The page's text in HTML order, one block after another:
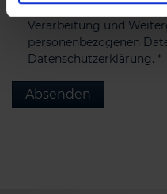
Ich erteile meine
Verarbeitung und
personenbezogenen
Datenschutzerklärung. *
Absenden